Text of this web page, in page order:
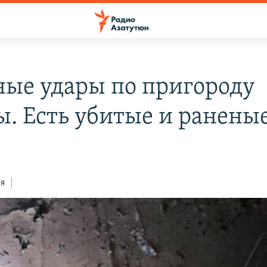
удары по пригороду
Есть убитые и